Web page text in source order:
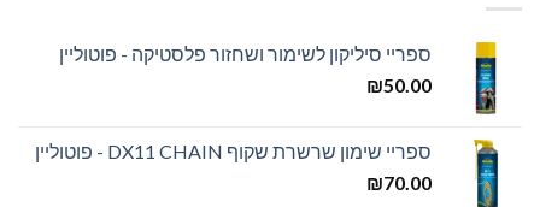
ספריי סיליקון לשימור ושחזור פלסטיקה - פוטוליין
₪50.00
ספריי שימון שרשרת שקוף DX11 CHAIN - פוטוליין
₪70.00